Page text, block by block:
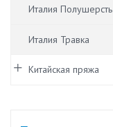
Италия Полушерсть
Италия Травка
Китайская пряжа